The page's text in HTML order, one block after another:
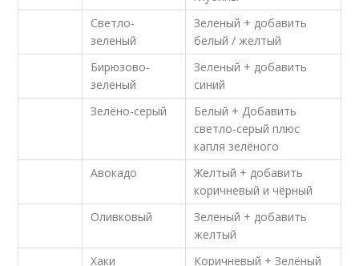
Светло-
зеленый
Зеленый + добавить
белый / желтый
Бирюзово-
зеленый
Зеленый + добавить
синий
Зелёно-серый
Белый + Добавить
светло-серый плюс
капля зелёного
Авокадо
Желтый + добавить
коричневый и чёрный
Оливковый
Зеленый + добавить
желтый
Хаки
Коричневый + Зелёный